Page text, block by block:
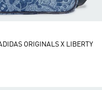
ORIGINALS X LIBERTY